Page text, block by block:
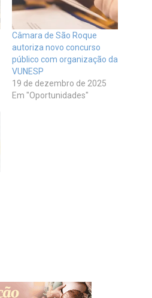
Câmara de São Roque
autoriza novo concurso
público com organização da
VUNESP
19 de dezembro de 2025
Em "Oportunidades"